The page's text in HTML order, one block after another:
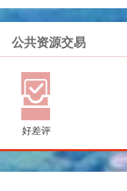
公共资源交易
好差评